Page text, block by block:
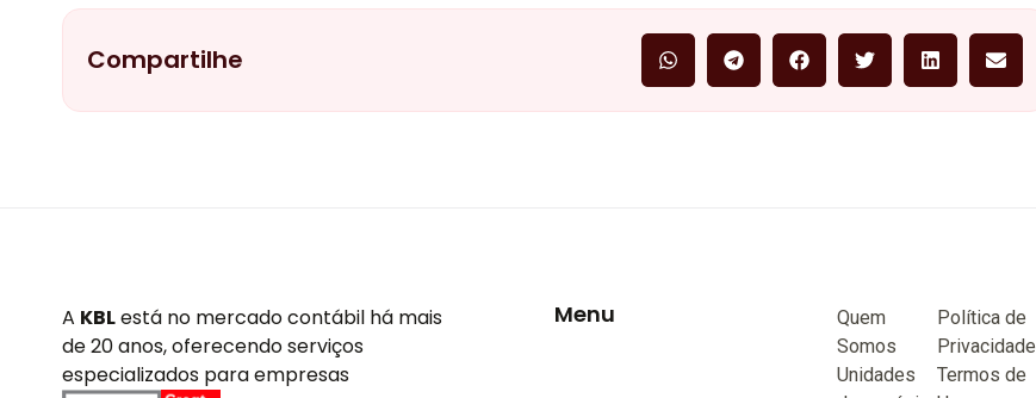
Compartilhe
A KBLestá no mercado contábil há mais
de 20 anos, oferecendo serviços
especializados para empresas
Menu
Quem
Somos
Unidades
Política de
Privacidade
Termos de